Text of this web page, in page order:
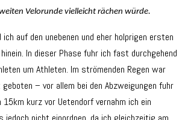
Velorunde vielleicht rächen würde.
auf den unebenen und eher holprigen ersten
In dieser Phase fuhr ich fast durchgehend
um Athleten. Im strömenden Regen war
– vor allem bei den Abzweigungen fuhr
15km kurz vor Uetendorf vernahm ich ein